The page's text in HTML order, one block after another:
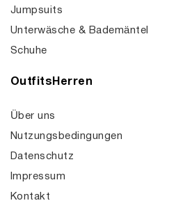
Jumpsuits
Unterwäsche & Bademäntel
Schuhe
OutfitsHerren
Über uns
Nutzungsbedingungen
Datenschutz
Impressum
Kontakt